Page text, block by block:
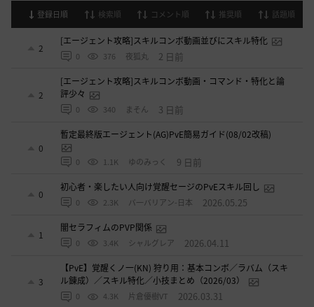
登録日順 検索順 コメント順 推奨順 話題順
2
[エージェント攻略]スキルコンボ動画並びにスキル特化
0 376 夜狐丸 2 日前
2
[エージェント攻略]スキルコンボ動画・コマンド・特化と論
評少々
0 340 まそん 3 日前
0
暫定最終版エージェント(AG)PvE簡易ガイド(08/02改稿)
0 1.1K ゆのみっく 9 日前
0
初心者・楽したい人向け覚醒セージのPvEスキル回し
0 2.3K バ一バリアン-日本 2026.05.25
1
闇セラフィムのPVP関係
0 3.4K シャルグレア 2026.04.11
3
【PvE】覚醒くノ一(KN) 狩り用：基本コンボ／ラバム（スキ
ル錬成）／スキル特化／小技まとめ（2026/03）
0 4.3K 片倉優樹VT 2026.03.31